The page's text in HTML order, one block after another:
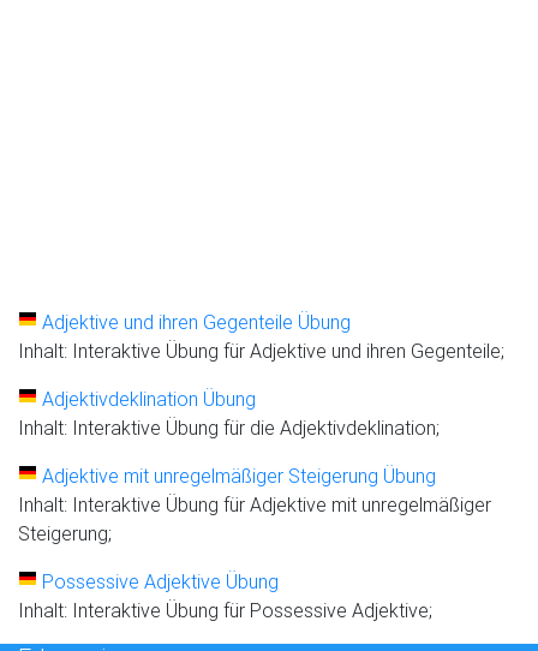
Adjektive und ihren Gegenteile Übung
Inhalt: Interaktive Übung für Adjektive und ihren Gegenteile;
Adjektivdeklination Übung
Inhalt: Interaktive Übung für die Adjektivdeklination;
Adjektive mit unregelmäßiger Steigerung Übung
Inhalt: Interaktive Übung für Adjektive mit unregelmäßiger
Steigerung;
Possessive Adjektive Übung
Inhalt: Interaktive Übung für Possessive Adjektive;